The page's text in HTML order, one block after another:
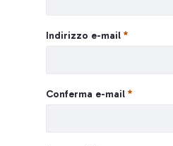
Indirizzo e-mail
Conferma e-mail